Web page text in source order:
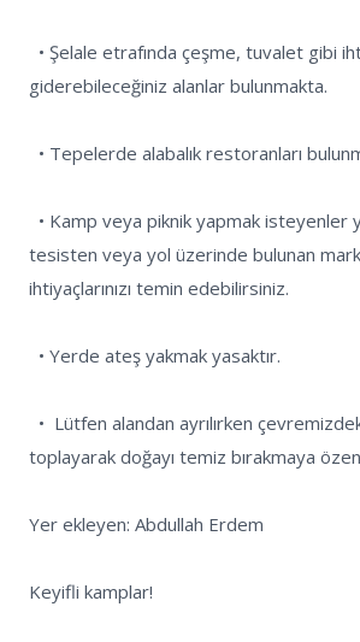
giderebileceğiniz alanlar bulunmakta.
tesisten veya yol üzerinde bulunan
ihtiyaçlarınızı temin edebilirsiniz.
toplayarak doğayı temiz bırakmaya
Yer ekleyen: Abdullah Erdem
Keyifli kamplar!